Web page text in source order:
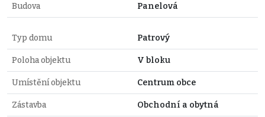
Budova Panelová
Typ domu Patrový
Poloha objektu V bloku
Umístění objektu Centrum obce
Zástavba Obchodní a obytná